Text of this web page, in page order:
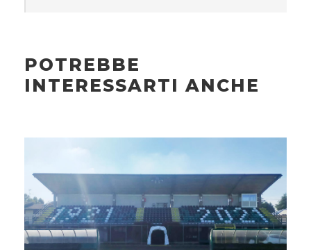
POTREBBE
INTERESSARTI ANCHE